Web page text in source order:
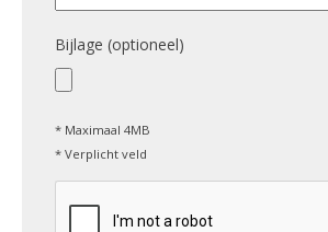
Bijlage (optioneel)
* Maximaal 4MB
* Verplicht veld